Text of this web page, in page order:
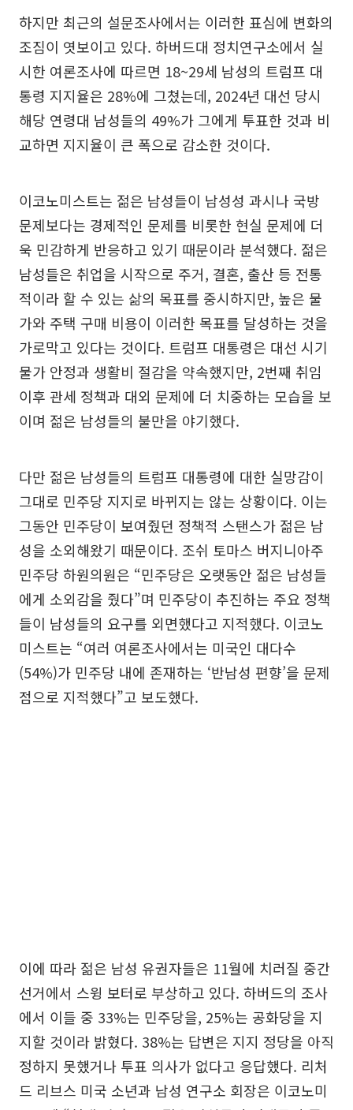
하지만 최근의 설문조사에서는 이러한 표심에 변화의
조짐이 엿보이고 있다. 하버드대 정치연구소에서 실
시한 여론조사에 따르면 18~29세 남성의 트럼프 대
통령 지지율은 28%에 그쳤는데, 2024년 대선 당시
해당 연령대 남성들의 49%가 그에게 투표한 것과 비
교하면 지지율이 큰 폭으로 감소한 것이다.
이코노미스트는 젊은 남성들이 남성성 과시나 국방
문제보다는 경제적인 문제를 비롯한 현실 문제에 더
욱 민감하게 반응하고 있기 때문이라 분석했다. 젊은
남성들은 취업을 시작으로 주거, 결혼, 출산 등 전통
적이라 할 수 있는 삶의 목표를 중시하지만, 높은 물
가와 주택 구매 비용이 이러한 목표를 달성하는 것을
가로막고 있다는 것이다. 트럼프 대통령은 대선 시기
물가 안정과 생활비 절감을 약속했지만, 2번째 취임
이후 관세 정책과 대외 문제에 더 치중하는 모습을 보
이며 젊은 남성들의 불만을 야기했다.
다만 젊은 남성들의 트럼프 대통령에 대한 실망감이
그대로 민주당 지지로 바뀌지는 않는 상황이다. 이는
그동안 민주당이 보여줬던 정책적 스탠스가 젊은 남
성을 소외해왔기 때문이다. 조쉬 토마스 버지니아주
민주당 하원의원은 “민주당은 오랫동안 젊은 남성들
에게 소외감을 줬다”며 민주당이 추진하는 주요 정책
들이 남성들의 요구를 외면했다고 지적했다. 이코노
미스트는 “여러 여론조사에서는 미국인 대다수
(54%)가 민주당 내에 존재하는 ‘반남성 편향’을 문제
점으로 지적했다”고 보도했다.
이에 따라 젊은 남성 유권자들은 11월에 치러질 중간
선거에서 스윙 보터로 부상하고 있다. 하버드의 조사
에서 이들 중 33%는 민주당을, 25%는 공화당을 지
지할 것이라 밝혔다. 38%는 답변은 지지 정당을 아직
정하지 못했거나 투표 의사가 없다고 응답했다. 리처
드 리브스 미국 소년과 남성 연구소 회장은 이코노미